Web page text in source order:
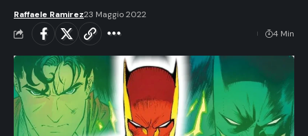
Raffaele Ramirez23 Maggio 2022
4 Min